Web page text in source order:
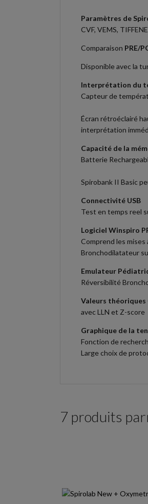
Paramètres de
CVF, VEMS,
Comparaison PRE/
Disponible avec la
Interprétation du
Capteur de
Écran rétroéclairé
interprétation
Capacité de la
Batterie
Spirobank II Basic
Connectivité USB
Test en temps reel
Logiciel Winspiro
Comprend les
Bronchodilatateur
Emulateur
Réversibilité
Valeurs théoriques
avec LLN et Z-score
Graphique de la
Fonction de
Large choix de
7 produits